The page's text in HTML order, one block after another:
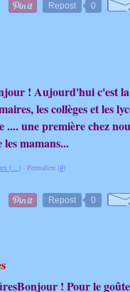
Repost
0
! Aujourd'hui c'est la
les collèges et les
.... une première chez
les mamans...
[…] - Permalien [#]
Repost
0
Bonjour ! Pour le